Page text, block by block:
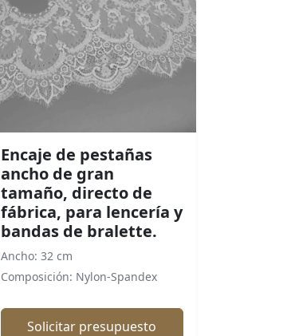
Encaje de pestañas
ancho de gran
tamaño, directo de
fábrica, para lencería y
bandas de bralette.
Ancho: 32 cm
Composición: Nylon-Spandex
Solicitar presupuesto